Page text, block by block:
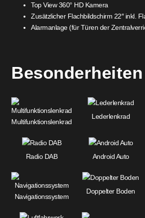
Top View 360° HD Kamera
Zusätzlicher Flachbildschirm 22″ inkl.
Alarmanlage (für Türen der
Besonderheiten
Multifunktionslenkrad
Lederlenkrad
Radio DAB Android Auto
Navigationssystem
Doppelter Boden